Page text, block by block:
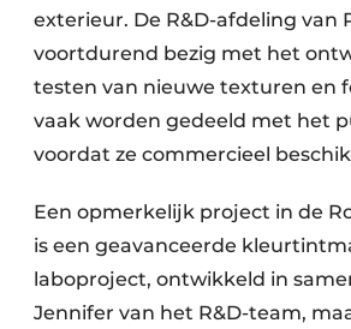
exterieur. De R&D-afdeling van
voortdurend bezig met het
testen van nieuwe texturen en
vaak worden gedeeld met het
voordat ze commercieel
Een opmerkelijk project in de
is een geavanceerde
laboproject, ontwikkeld in
Jennifer van het R&D-team,